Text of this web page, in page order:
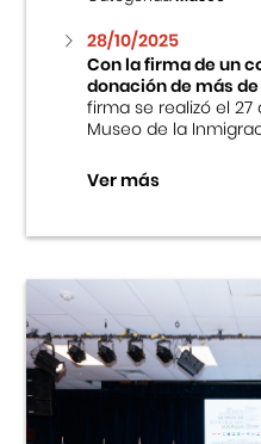
28/10/2025
Con la firma de un
donación de más
firma se realizó el
Museo de la
Ver más